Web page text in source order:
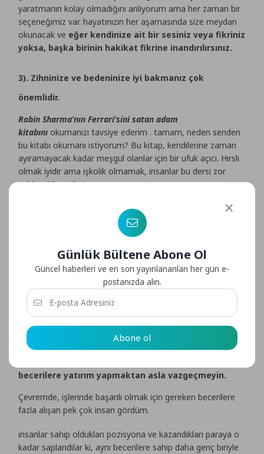
yaratmanın kolay olmadığını anlıyorum ama her zaman bir
seçeneğimiz var. hayatınızın her aşamasında size meydan
okunacak ve eğer kendinize ait bir sesiniz veya fikriniz
yoksa, başka birinin hakikat fikrine inandırılırsınız.
3). Zihninize ve bedeninize iyi bakmanız çok
önemlidir.
Robin Sharma’nın Ferrari’sini satan adam
kitabını okumanızı tavsiye ederim . tamam, neden senden
bu kitabı okumanı istiyorum? Bu kitap, kendilerine zaman
ayıramayacak kadar meşgul olanlar için bir ufuk açıcı. Hırslı
olmak iyidir ama işkolik olmamak, insanlar bu dersi zor
yoldan öğrenirler.
genellikle 40 yaşından sonra enerji azalmaya başladığında
ve alışkanlıklarınız vücudunuza yansımaya başladığında artık
çok geçtir. iyi bir denge sağlamak ve sağlığa öncelik vermek
“Hastalığın, sağlığın değerini anlamana izin verme.”
becerilere yatırım yapmaktan asla vazgeçmeyin.
Çevremde, işlerinde başarılı olmak için gereken becerilere
fazla alışan pek çok insan gördüm.
insanlar sahip oldukları pozisyona ve kazandıkları paraya o
kadar saplandılar ki, aynı becerilere sahip daha genç biriyle
Günlük Bültene Abone Ol
Güncel haberleri ve en son yayınlananları her gün e-
postanızda alın.
Abone ol